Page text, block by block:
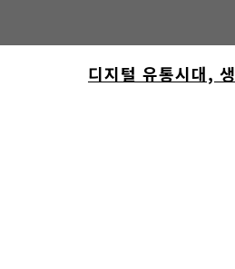
디지털 유통시대,